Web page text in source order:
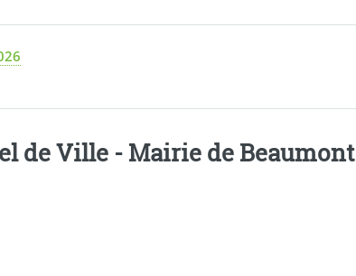
de Ville - Mairie de Beaumont